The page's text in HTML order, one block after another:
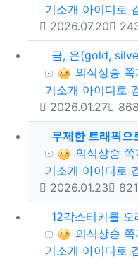
기소개 아이디로
등록일
2026.07.20 조
금, 은(gold,
등록자의식상승 쪽
기소개 아이디로
등록일
2026.01.27 조회
868
무제한 트래픽으
등록자의식상승 쪽
기소개 아이디로
등록일
2026.01.23 조회
821
12각스티커를 오래 사용하
등록자의식상승 쪽
기소개 아이디로